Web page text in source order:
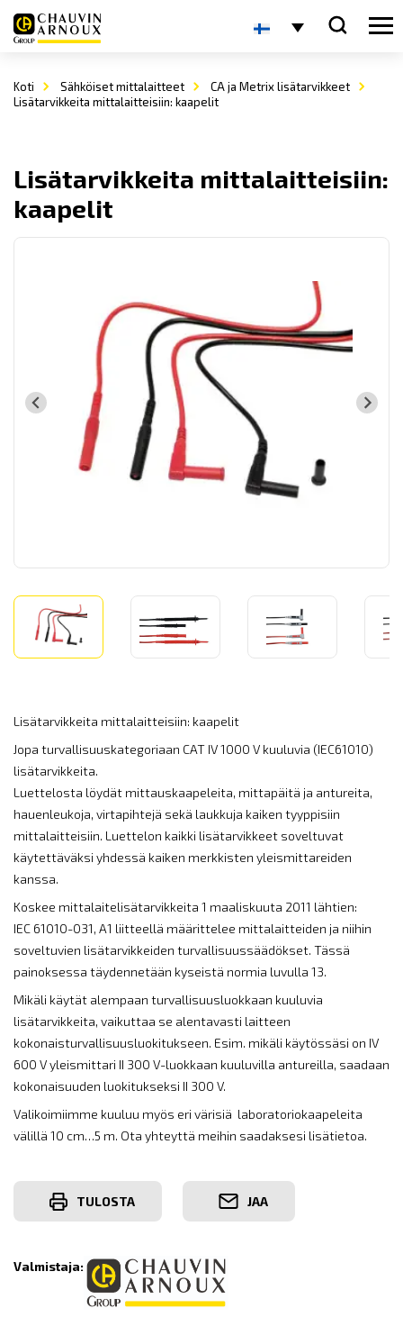
Koti Sähköiset mittalaitteet
CA ja Metrix lisätarvikkeet
Lisätarvikkeita mittalaitteisiin: kaapelit
Lisätarvikkeita mittalaitteisiin:
kaapelit
Lisätarvikkeita mittalaitteisiin: kaapelit
Jopa turvallisuuskategoriaan CAT IV 1000 V kuuluvia (IEC61010)
lisätarvikkeita.
Luettelosta löydät mittauskaapeleita, mittapäitä ja antureita,
hauenleukoja, virtapihtejä sekä laukkuja kaiken tyyppisiin
mittalaitteisiin. Luettelon kaikki lisätarvikkeet soveltuvat
käytettäväksi yhdessä kaiken merkkisten yleismittareiden
kanssa.
Koskee mittalaitelisätarvikkeita 1 maaliskuuta 2011 lähtien:
IEC 61010-031, A1 liitteellä määrittelee mittalaitteiden ja niihin
soveltuvien lisätarvikkeiden turvallisuussäädökset. Tässä
painoksessa täydennetään kyseistä normia luvulla 13.
Mikäli käytät alempaan turvallisuusluokkaan kuuluvia
lisätarvikkeita, vaikuttaa se alentavasti laitteen
kokonaisturvallisuusluokitukseen. Esim. mikäli käytössäsi on IV
600 V yleismittari II 300 V-luokkaan kuuluvilla antureilla, saadaan
kokonaisuuden luokitukseksi II 300 V.
Valikoimiimme kuuluu myös eri värisiä laboratoriokaapeleita
välillä 10 cm…5 m. Ota yhteyttä meihin saadaksesi lisätietoa.
TULOSTA JAA
Valmistaja: